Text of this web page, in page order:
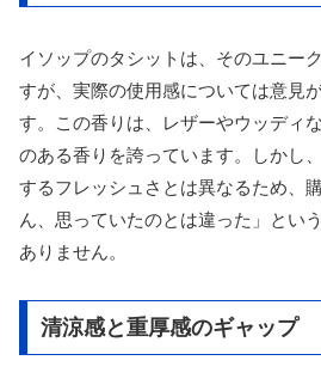
イソップのタシットは、そのユニー
すが、実際の使用感については意見
す。この香りは、レザーやウッディ
のある香りを誇っています。しかし
するフレッシュさとは異なるため、
ん、思っていたのとは違った」とい
ありません。
清涼感と重厚感のギャップ